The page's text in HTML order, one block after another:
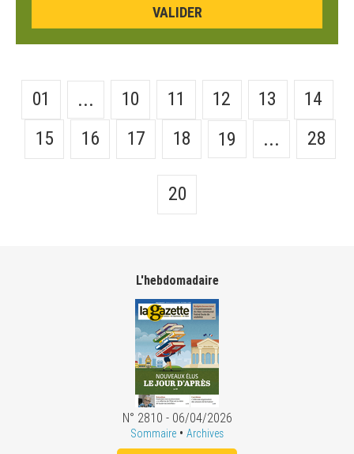
01 ... 10 11 12 13
14
15
16 17 18 19 ... 28
20
L'hebdomadaire
N° 2810 - 06/04/2026
Sommaire • Archives